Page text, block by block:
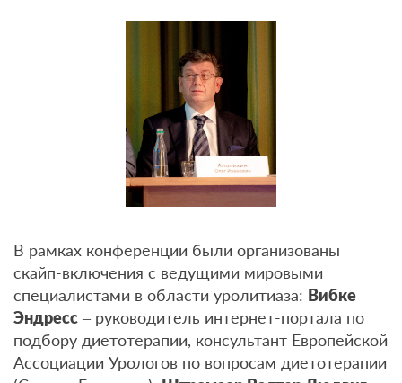
В рамках конференции были организованы
скайп-включения с ведущими мировыми
специалистами в области уролитиаза: Вибке
Эндресс – руководитель интернет-портала по
подбору диетотерапии, консультант Европейской
Ассоциации Урологов по вопросам диетотерапии